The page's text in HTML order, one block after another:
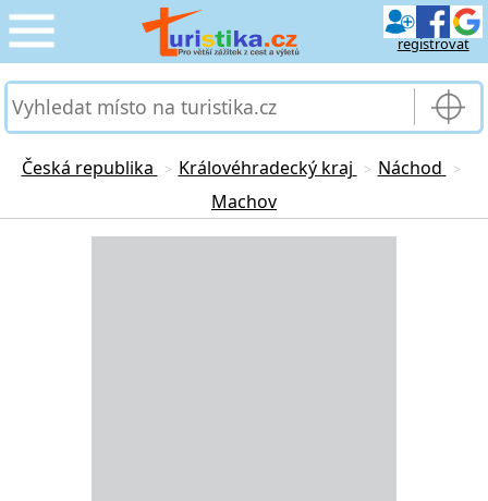
registrovat
CESTOVÁNÍ
SLUŽBY & DOPRAVA
Česká republika > Královéhradecký kraj > Náchod >
Machov